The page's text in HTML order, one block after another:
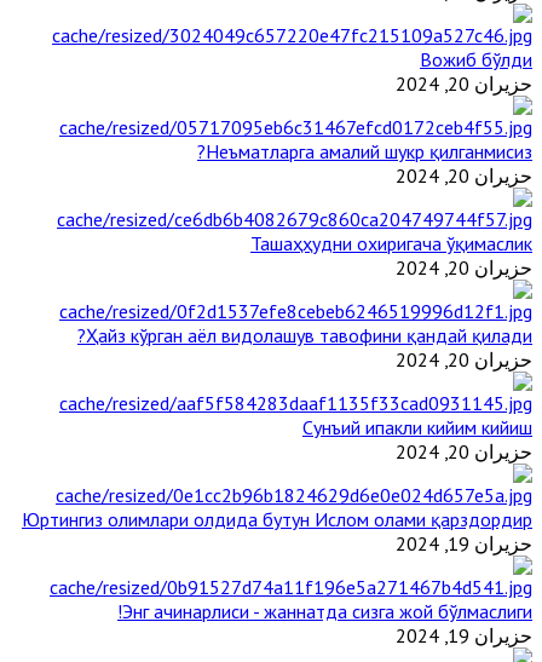
Вожиб бўлди
حزيران 20, 2024
Неъматларга амалий шукр қилганмисиз?
حزيران 20, 2024
Ташаҳҳудни охиригача ўқимаслик
حزيران 20, 2024
Ҳайз кўрган аёл видолашув тавофини қандай қилади?
حزيران 20, 2024
Сунъий ипакли кийим кийиш
حزيران 20, 2024
Юртингиз олимлари олдида бутун Ислом олами қарздордир
حزيران 19, 2024
Энг ачинарлиси - жаннатда сизга жой бўлмаслиги!
حزيران 19, 2024